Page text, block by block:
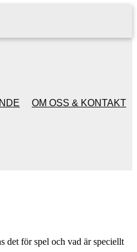
OM OSS & KONTAKT
det för spel och vad är speciellt